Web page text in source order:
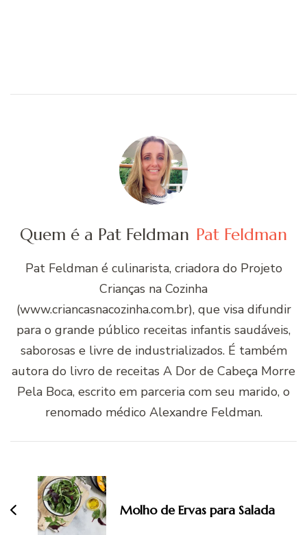
Quem é a Pat Feldman Pat Feldman
Pat Feldman é culinarista, criadora do Projeto
Crianças na Cozinha
(www.criancasnacozinha.com.br), que visa difundir
para o grande público receitas infantis saudáveis,
saborosas e livre de industrializados. É também
autora do livro de receitas A Dor de Cabeça Morre
Pela Boca, escrito em parceria com seu marido, o
renomado médico Alexandre Feldman.
post
Molho de Ervas para Salada